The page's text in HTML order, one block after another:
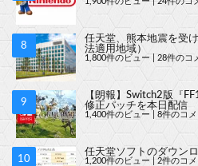
任天堂、熊本地震を受
法適用地域）
1,800件のビュー 28件のコ
【朗報】Switch2版『
修正パッチを本日配信
1,400件のビュー 8件のコメ
任天堂ソフトのダウン
1,200件のビュー |2件のコメ